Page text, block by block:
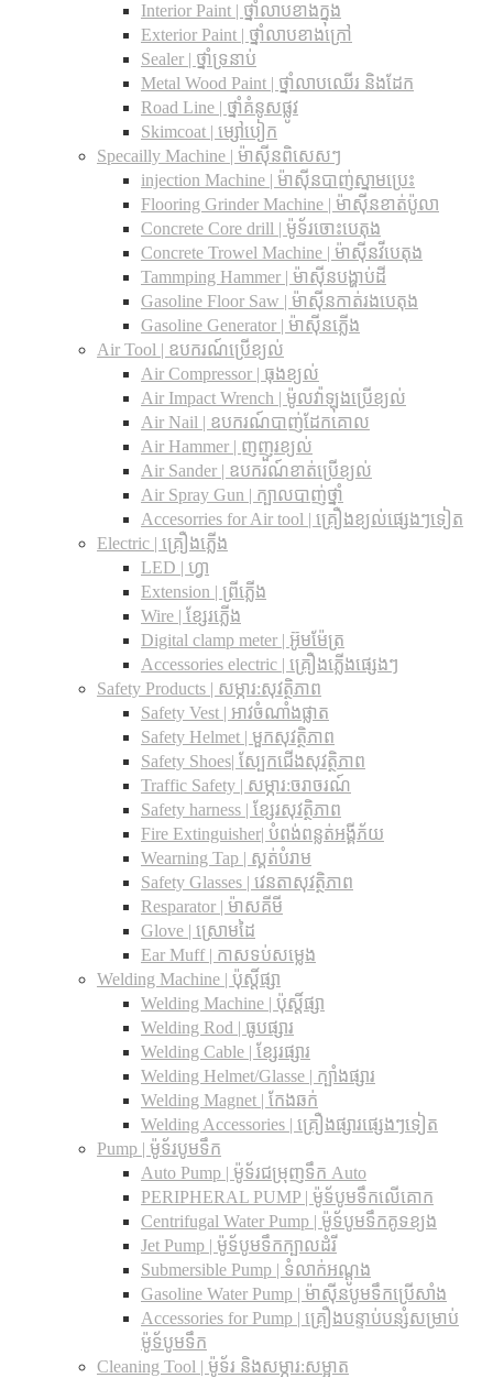
Interior Paint | ថ្នាំលាបខាងក្នុង
Exterior Paint | ថ្នាំលាបខាងក្រៅ
Sealer | ថ្នាំទ្រនាប់
Metal Wood Paint | ថ្នាំលាបឈើរ និងដែក
Road Line | ថ្នាំគំនូសផ្លូវ
Skimcoat | ម្សៅបៀក
Specailly Machine | ម៉ាស៊ីនពិសេសៗ
injection Machine | ម៉ាស៊ីនបាញ់ស្នាមប្រេះ
Flooring Grinder Machine | ម៉ាស៊ីនខាត់ប៉ូលា
Concrete Core drill | ម៉ូទ័រចោះបេតុង
Concrete Trowel Machine | ម៉ាស៊ីនវីបេតុង
Tammping Hammer | ម៉ាស៊ីនបង្ហាប់ដី
Gasoline Floor Saw | ម៉ាស៊ីនកាត់រងបេតុង
Gasoline Generator | ម៉ាស៊ីនភ្លើង
Air Tool | ឧបករណ៍ប្រើខ្យល់
Air Compressor | ធុងខ្យល់
Air Impact Wrench | ម៉ូលវ៉ាឡុងប្រើខ្យល់
Air Nail | ឧបករណ៍បាញ់ដែកគោល
Air Hammer | ញញួរខ្យល់
Air Sander | ឧបករណ៍ខាត់ប្រើខ្យល់
Air Spray Gun | ក្បាលបាញ់ថ្នាំ
Accesorries for Air tool | គ្រឿងខ្យល់ផ្សេងៗទៀត
Electric | គ្រឿងភ្លើង
LED | ហ្វា
Extension | ព្រីភ្លើង
Wire | ខ្សែរភ្លើង
Digital clamp meter | អ៊ូមម៉ែត្រ
Accessories electric | គ្រឿងភ្លើងផ្សេងៗ
Safety Products | សម្ភារ:សុវត្ថិភាព
Safety Vest | អាវចំណាំងផ្លាត
Safety Helmet | មួកសុវត្ថិភាព
Safety Shoes| ស្បែកជើងសុវត្ថិភាព
Traffic Safety​ | សម្ភារ:ចរាចរណ៍
Safety harness | ខ្សែរសុវត្ថិភាព
Fire Extinguisher| បំពង់ពន្លត់អង្គីភ័យ
Wearning Tap | ស្គត់បំរាម
Safety Glasses | វេនតាសុវត្ថិភាព
Resparator | ម៉ាសគីមី
Glove | ស្រោមដៃ
Ear Muff | កាសទប់សម្លេង
Welding Machine | ប៉ុស្តិ៍ផ្សា
Welding Machine | ប៉ុស្តិ៍ផ្សា
Welding Rod | ធូបផ្សារ
Welding Cable | ខ្សែរផ្សារ
Welding Helmet/Glasse | ក្បាំងផ្សារ
Welding Magnet | កែងឆក់
Welding Accessories | គ្រឿងផ្សារផ្សេងៗទៀត
Pump | ម៉ូទ័របូមទឹក
Auto Pump | ម៉ូទ័រជម្រុញទឹក Auto
PERIPHERAL PUMP | ម៉ូទ័បូមទឹកលើគោក
Centrifugal Water Pump | ម៉ូទ័បូមទឹកគូទខ្យង
Jet Pump | ម៉ូទ័បូមទឹកក្បាលដំរី
Submersible Pump | ទំលាក់អណ្តូង
Gasoline Water Pump | ម៉ាស៊ីនបូមទឹកប្រើសាំង
Accessories for Pump | គ្រឿងបន្ទាប់បន្សំសម្រាប់
ម៉ូទ័បូមទឹក
Cleaning Tool | ម៉ូទ័រ និងសម្ភារ:សម្អាត